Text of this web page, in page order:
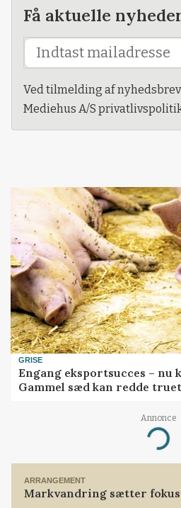
Få aktuelle
Ved tilmelding af
Mediehus A/S
GRISE
Engang eksportsucces –
Gammel sæd kan redde
Annonce
Loading...
ARRANGEMENT
Markvandring sætter